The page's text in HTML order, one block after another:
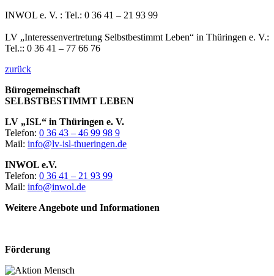
INWOL e. V. : Tel.: 0 36 41 – 21 93 99
LV „Interessenvertretung Selbstbestimmt Leben“ in Thüringen e. V.:
Tel.:: 0 36 41 – 77 66 76
zurück
Bürogemeinschaft
SELBSTBESTIMMT LEBEN
LV „ISL“ in Thüringen e. V.
Telefon: 0 36 43 – 46 99 98 9
Mail: info@lv-isl-thueringen.de
INWOL e.V.
Telefon: 0 36 41 – 21 93 99
Mail: info@inwol.de
Weitere Angebote und Informationen
Förderung